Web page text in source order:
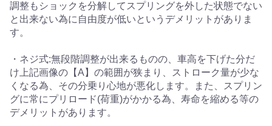
調整もショックを分解してスプリングを外した状態でない
と出来ない為に自由度が低いというデメリットがありま
す。
・ネジ式:無段階調整が出来るものの、車高を下げた分だ
け上記画像の【A】の範囲が狭まり、ストローク量が少な
くなる為、その分乗り心地が悪化します。また、スプリン
グに常にプリロード(荷重)がかかる為、寿命を縮める等の
デメリットがあります。